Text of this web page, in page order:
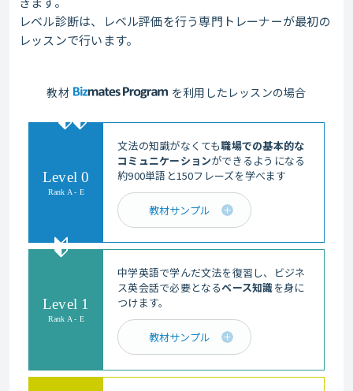
レベル診断は、レベル評価を行う専門トレーナーが最初の
レッスンで行います。
教材 を利用したレッスンの場合
Level 0
Rank A - E
文法の知識がなくても職場での基本的な
コミュニケーションができるようになる
約900単語と150フレーズを学べます
教材サンプル
Level 1
Rank A - E
中学英語で学んだ文法を復習し、ビジネ
ス英会話で必要となるベース知識を身に
つけます。
教材サンプル